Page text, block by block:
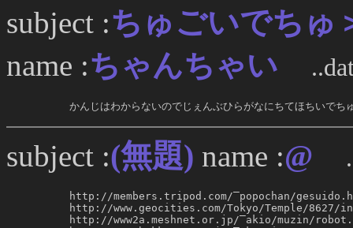
subject :ちゅごいでちゅ
name :ちゃんちゃい
かんじはわからないのでじぇんぶひらがなにちてほちいでち
subject :(無題) name :@
http://members.tripod.com/‾popochan/
http://www.geocities.com/Tokyo/Temple/8627/
http://www2a.meshnet.or.jp/‾akio/muzin/